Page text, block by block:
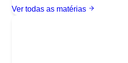
Ver todas as matérias